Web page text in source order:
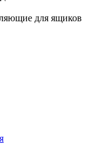
для ящиков